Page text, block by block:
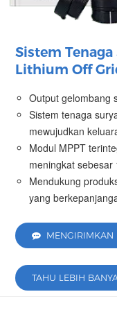
Sistem
Lithium Off
Output gelombang
Sistem tenaga
mewujudkan
Modul MPPT
meningkat sebesar
Mendukung
yang
MENGIRIMKAN
TAHU LEBIH